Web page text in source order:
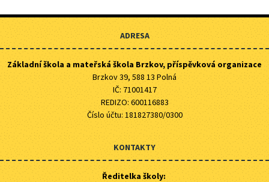
ADRESA
Základní škola a mateřská škola Brzkov, příspěvková organizace
Brzkov 39, 588 13 Polná
IČ: 71001417
REDIZO: 600116883
Číslo účtu: 181827380/0300
KONTAKTY
Ředitelka školy: